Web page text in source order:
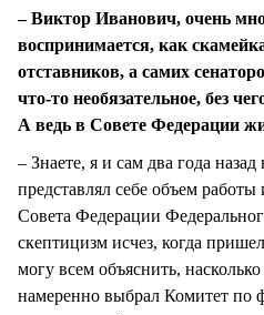
– Виктор Иванович, очень
воспринимается, как
отставников, а самих
что-то необязательное, без
А ведь в Совете Федерации
– Знаете, я и сам два года
представлял себе объем работы
Совета Федерации
скептицизм исчез, когда
могу всем объяснить,
намеренно выбрал Комитет по